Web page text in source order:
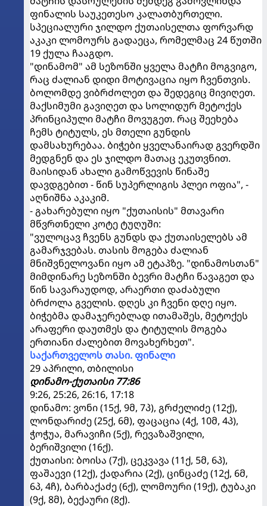
ფინალის საუკეთესო კალათბურთელი.
სპეციალური ჯილდო ქუთაისელთა ფორვარდ
აკაკი ლომოურს გადაეცა, რომელმაც 24 წუთში
19 ქულა ჩააგდო.
"დინამომ" ამ სეზონში ყველა მატჩი მოგვიგო,
რაც ძალიან დიდი მოტივაცია იყო ჩვენთვის.
ბოლომდე ვიბრძოლეთ და შედეგიც მივიღეთ.
მაქსიმუმი გავიღეთ და სოლიდურ მეტოქეს
პრინციპული მატჩი მოვუგეთ. რაც შეეხება
ჩემს ტიტულს, ეს მთელი გუნდის
დამსახურებაა. ბიჭები ყველანაირად გვერდში
მედგნენ და ეს ჯილდო მათაც ეკუთვნით.
მაისიდან ახალი გამოწვევის წინაშე
დავდგებით - წინ სუპერლიგის პლეი ოფია", -
აღნიშნა აკაკიმ.
- გახარებული იყო "ქუთაისის" მთავარი
მწვრთნელი კოტე ტუღუში:
"ვულოცავ ჩვენს გუნდს და ქუთაისელებს ამ
გამარჯვებას. თასის მოგება ძალიან
მნიშვნელოვანი იყო ამ ეტაპზე. "დინამოსთან"
მიმდინარე სეზონში ბევრი მატჩი წავაგეთ და
წინ სავარაუდოდ, არაერთი დაძაბული
ბრძოლა გველის. დღეს კი ჩვენი დღე იყო.
ბიჭებმა დამაჯერებლად ითამაშეს, მეტოქეს
არაფერი დაუთმეს და ტიტულის მოგება
ერთიანი ძალებით მოვახერხეთ".
საქართველოს თასი. ფინალი
29 აპრილი, თბილისი
დინამო-ქუთაისი 77:86
9:26, 25:26, 26:16, 17:18
დინამო: ვონი (15ქ, 9მ, 7პ), გრძელიძე (12ქ),
ლონდარიძე (25ქ, 6მ), ფაცაცია (4ქ, 10მ, 4პ),
ჭოჭუა, მარავიჩი (5ქ), რევაზაშვილი,
ბერიშვილი (16ქ).
ქუთაისი: ბოისა (7ქ), ცეკვავა (11ქ, 5მ, 6პ),
ფაშაევი (12ქ), ქადარია (2ქ), ცინცაძე (12ქ, 6მ,
6პ, 4ჩ), ბარბაქაძე (6ქ), ლომოური (19ქ), ტუბაკი
(9ქ, 8მ), ბექაური (8ქ).